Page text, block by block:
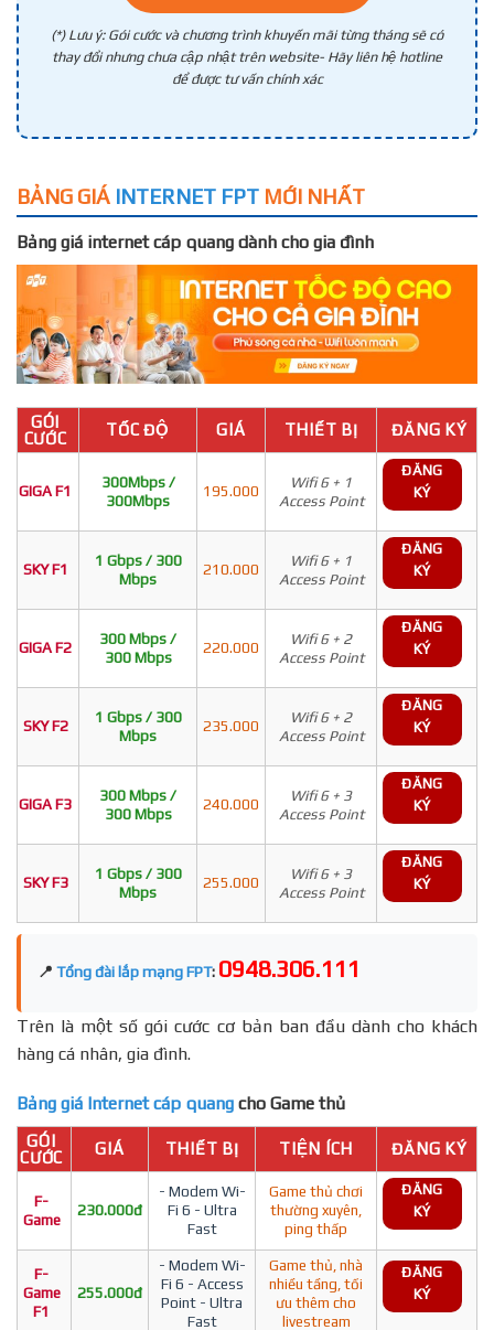
(*) Lưu ý: Gói cước và chương trình khuyến mãi từng tháng sẽ có
thay đổi nhưng chưa cập nhật trên website- Hãy liên hệ hotline
để được tư vấn chính xác
BẢNG GIÁ INTERNET FPT MỚI NHẤT
Bảng giá internet cáp quang dành cho gia đình
GÓI
CƯỚC
TỐC ĐỘ GIÁ THIẾT BỊ ĐĂNG KÝ
GIGA F1
300Mbps /
300Mbps
195.000
Wifi 6 + 1
Access Point
ĐĂNG
KÝ
SKY F1
1 Gbps / 300
Mbps
210.000
Wifi 6 + 1
Access Point
ĐĂNG
KÝ
GIGA F2
300 Mbps /
300 Mbps
220.000
Wifi 6 + 2
Access Point
ĐĂNG
KÝ
SKY F2
1 Gbps / 300
Mbps
235.000
Wifi 6 + 2
Access Point
ĐĂNG
KÝ
GIGA F3
300 Mbps /
300 Mbps
240.000
Wifi 6 + 3
Access Point
ĐĂNG
KÝ
SKY F3
1 Gbps / 300
Mbps
255.000
Wifi 6 + 3
Access Point
ĐĂNG
KÝ
📍 Tổng đài lắp mạng FPT: 0948.306.111
Trên là một số gói cước cơ bản ban đầu dành cho khách
hàng cá nhân, gia đình.
Bảng giá Internet cáp quang cho Game thủ
GÓI
CƯỚC
GIÁ THIẾT BỊ TIỆN ÍCH ĐĂNG KÝ
F-
Game
230.000đ
- Modem Wi-
Fi 6 - Ultra
Fast
Game thủ chơi
thường xuyên,
ping thấp
ĐĂNG
KÝ
F-
Game
F1
255.000đ
- Modem Wi-
Fi 6 - Access
Point - Ultra
Fast
Game thủ, nhà
nhiều tầng, tối
ưu thêm cho
livestream
ĐĂNG
KÝ